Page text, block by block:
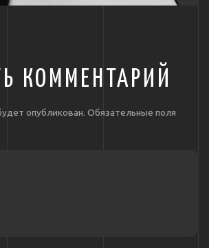
КОММЕНТАРИЙ
опубликован. Обязательные поля